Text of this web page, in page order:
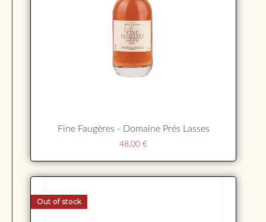
Fine Faugères - Domaine Prés Lasses
48,00 €
Out of stock